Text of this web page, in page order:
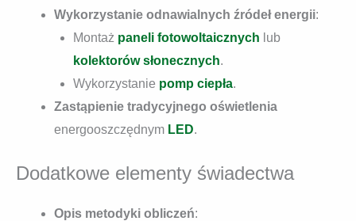
Wykorzystanie odnawialnych źródeł energii:
Montaż paneli fotowoltaicznych lub
kolektorów słonecznych.
Wykorzystanie pomp ciepła.
Zastąpienie tradycyjnego oświetlenia
energooszczędnym LED.
Dodatkowe elementy świadectwa
Opis metodyki obliczeń: